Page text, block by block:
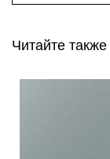
Читайте также